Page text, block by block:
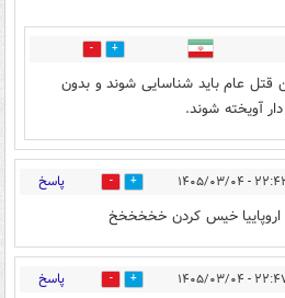
3
قتل عام باید شناسایی شوند و بدون
آویخته شوند.
- ۱۴۰۵/۰۳/۰۴ 3 پاسخ
اروپاییا خیس کردن خخخخخخ
- ۱۴۰۵/۰۳/۰۴ 6 پاسخ